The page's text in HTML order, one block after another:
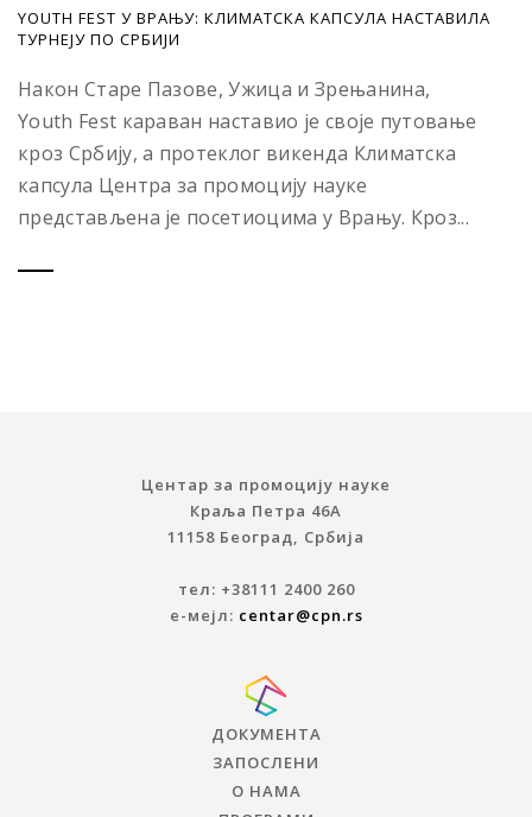
YOUTH FEST У ВРАЊУ: КЛИМАТСКА КАПСУЛА НАСТАВИЛА
ТУРНЕЈУ ПО СРБИЈИ
Након Старе Пазове, Ужица и Зрењанина,
Youth Fest караван наставио је своје путовање
кроз Србију, а протеклог викенда Климатска
капсула Центра за промоцију науке
представљена је посетиоцима у Врању. Кроз...
Центар за промоцију науке
Краља Петра 46A
11158 Београд, Србија
тел: +38111 2400 260
е-мејл: centar@cpn.rs
ДОКУМЕНТА
ЗАПОСЛЕНИ
О НАМА